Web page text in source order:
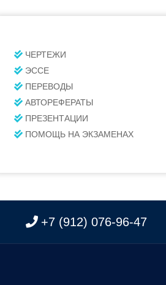
ЧЕРТЕЖИ
ЭССЕ
ПЕРЕВОДЫ
АВТОРЕФЕРАТЫ
ПРЕЗЕНТАЦИИ
ПОМОЩЬ НА ЭКЗАМЕНАХ
+7 (912) 076-96-47